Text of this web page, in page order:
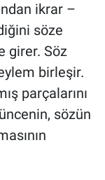
ikrar –
söze
girer. Söz
birleşir.
parçalarını
sözün